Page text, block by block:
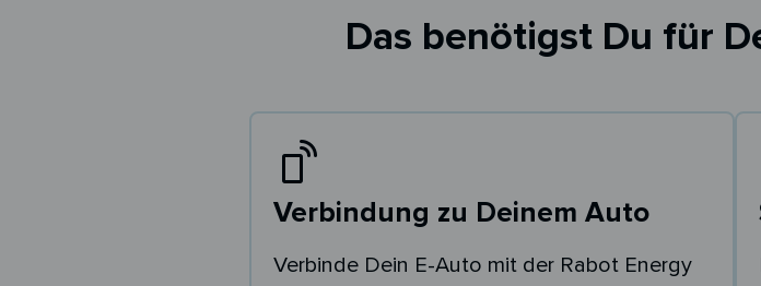
Das benötigst Du für
Verbindung zu Deinem Auto
Verbinde Dein E-Auto mit der Rabot Energy